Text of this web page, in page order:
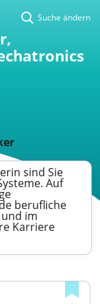
Suche ändern
sind Sie
Auf
berufliche
im
Karriere